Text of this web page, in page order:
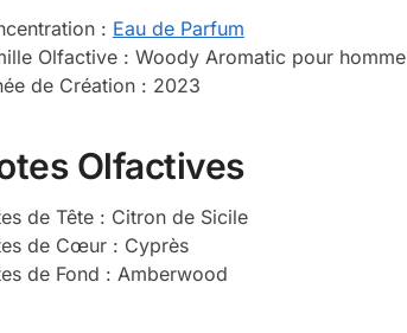
: Eau de Parfum
Olfactive : Woody Aromatic pour homme
de Création : 2023
Olfactives
de Tête : Citron de Sicile
de Cœur : Cyprès
de Fond : Amberwood